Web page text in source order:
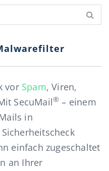
vor Spam, Viren,
SecuMail® – einem
in
einfach zugeschaltet
an Ihrer